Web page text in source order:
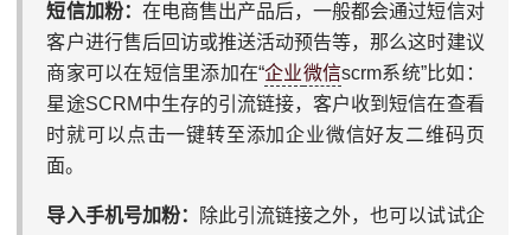
短信加粉： 在电商售出产品后，一般都会通过短信对
客户进行售后回访或推送活动预告等，那么这时建议
商家可以在短信里添加在“企业微信scrm系统”比如：
星途SCRM中生存的引流链接，客户收到短信在查看
时就可以点击一键转至添加企业微信好友二维码页
面。
导入手机号加粉：
除此引流链接之外，也可以试试企